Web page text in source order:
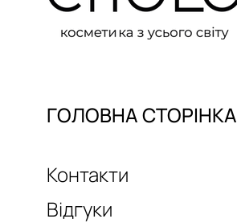
ГОЛОВНА СТОРІНКА
Контакти
Відгуки